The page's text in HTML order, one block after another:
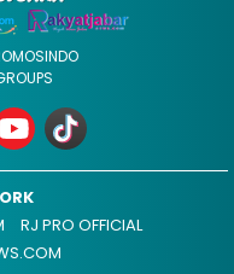
RJ PRO OFFICIAL